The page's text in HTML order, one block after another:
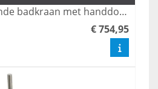
De Rondo vrijstaande badkraan met handdouche in mat zwart combineert stijl en functionaliteit, perfect voor moderne badkamers. Met een elegante uitstraling en gebruiksvriendelijke bediening biedt deze kraan een luxe ervaring tijdens uw badmomenten. Dankzij het duurzame ontwerp en de hoogwaardige afwerking is dit product een ideale keuze voor elk interieur.
€ 754,95